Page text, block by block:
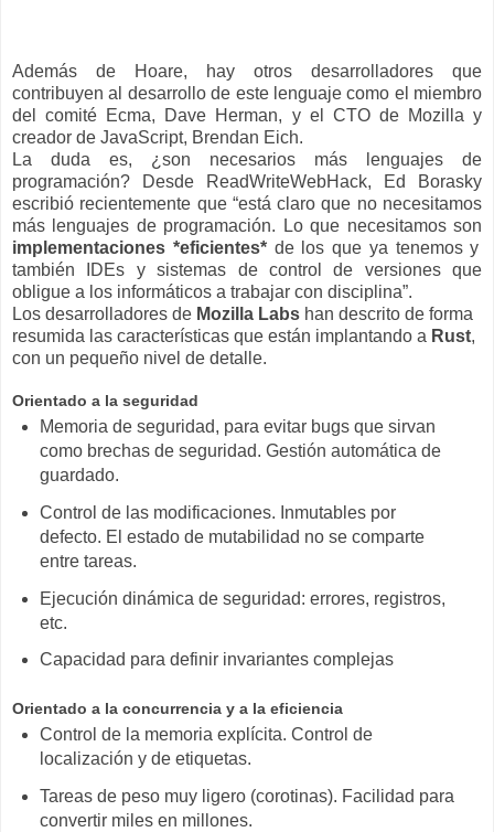
Además de Hoare, hay otros desarrolladores que
contribuyen al desarrollo de este lenguaje como el miembro
del comité Ecma, Dave Herman, y el CTO de Mozilla y
creador de JavaScript, Brendan Eich.
La duda es, ¿son necesarios más lenguajes de
programación? Desde ReadWriteWebHack, Ed Borasky
escribió recientemente que “está claro que no necesitamos
más lenguajes de programación. Lo que necesitamos son
implementaciones *eficientes*de los que ya tenemos y
también IDEs y sistemas de control de versiones que
obligue a los informáticos a trabajar con disciplina”.
Los desarrolladores de Mozilla Labs han descrito de forma
resumida las características que están implantando a Rust,
con un pequeño nivel de detalle.
Orientado a la seguridad
Memoria de seguridad, para evitar bugs que sirvan
como brechas de seguridad. Gestión automática de
guardado.
Control de las modificaciones. Inmutables por
defecto. El estado de mutabilidad no se comparte
entre tareas.
Ejecución dinámica de seguridad: errores, registros,
etc.
Capacidad para definir invariantes complejas
Orientado a la concurrencia y a la eficiencia
Control de la memoria explícita. Control de
localización y de etiquetas.
Tareas de peso muy ligero (corotinas). Facilidad para
convertir miles en millones.